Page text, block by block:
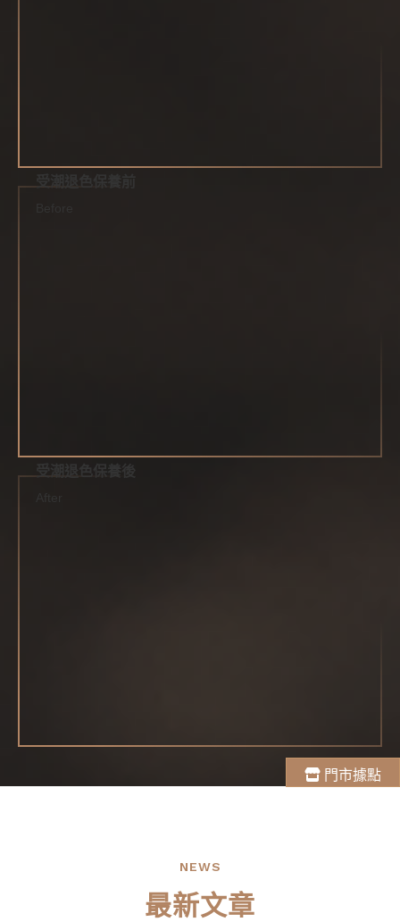
受潮退色保養後
門市據點
NEWS
最新文章